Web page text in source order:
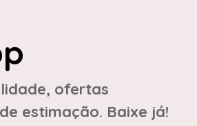
ofertas
estimação. Baixe já!